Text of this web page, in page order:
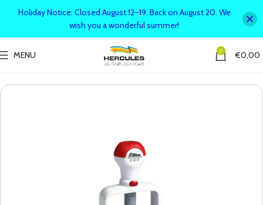
MENU 0 €0,00
Holiday Notice: Closed August 12–19. Back on August 20. We
wish you a wonderful summer!